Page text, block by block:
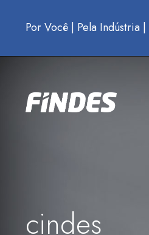
Por Você | Pela Indústria |
cindes